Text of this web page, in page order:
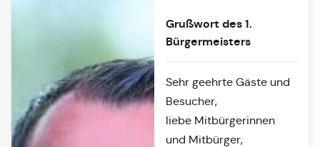
Grußwort des 1.
Bürgermeisters
Sehr geehrte Gäste und
Besucher,
liebe Mitbürgerinnen
und Mitbürger,